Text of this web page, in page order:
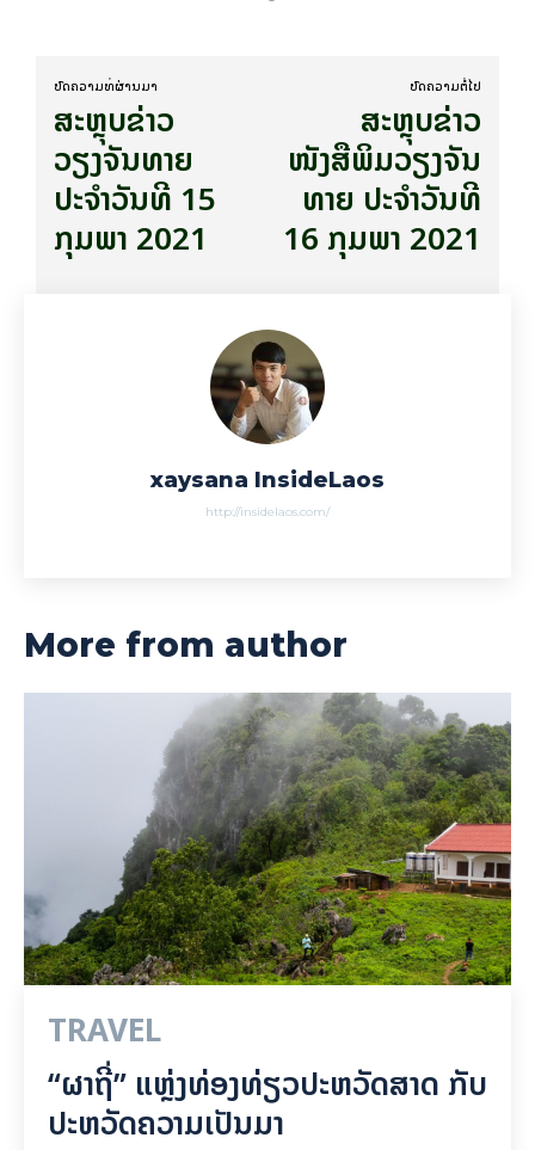
ບົດ​ຄວາມ​ທີ່​ຜ່ານ​ມາ
ສະຫຼຸບຂ່າວ
ວຽງຈັນທາຍ
ປະຈຳວັນທີ 15
ກຸມພາ 2021
ບົດ​ຄວາມ​ຕໍ່​ໄປ
ສະຫຼຸບຂ່າວ
ໜັງສືພິມວຽງຈັນ
ທາຍ ປະຈຳວັນທີ
16 ກຸມພາ 2021
xaysana InsideLaos
http://insidelaos.com/
More from author
TRAVEL
“ຜາຖີ່” ແຫຼ່ງທ່ອງທ່ຽວປະຫວັດສາດ ກັບ
ປະຫວັດຄວາມເປັນມາ